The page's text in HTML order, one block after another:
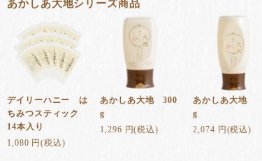
あかしあ大地シリーズ商品
デイリーハニー は
ちみつスティック
14本入り
1,080 円(税込)
あかしあ大地 300
g
1,296 円(税込)
あかしあ大地
g
2,074 円(税込)